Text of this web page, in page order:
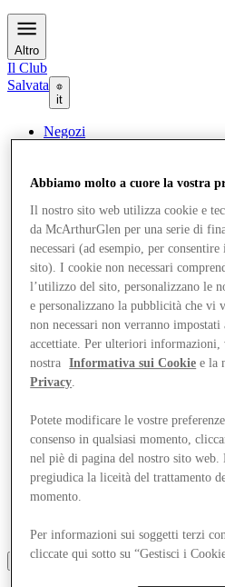
Altro
Il Club
Salvata
it
Negozi
Cosa c'è in programma
Gift Card
Servizi
Com'è andata la tua giornata?
Altro
Abbiamo molto a cuore la vostra
Il nostro sito web utilizza cookie e
da McArthurGlen per una serie di
necessari (ad esempio, per
sito). I cookie non necessari
l’utilizzo del sito, personalizzano le
e personalizzano la pubblicità che vi
non necessari non verranno
accettiate. Per ulteriori
nostra
Informativa sui Cookie e la
Privacy.
Potete modificare le vostre
consenso in qualsiasi momento,
nel piè di pagina del nostro sito web.
pregiudica la liceità del trattamento
momento.
Per informazioni sui soggetti terzi
cliccate qui sotto su “Gestisci i